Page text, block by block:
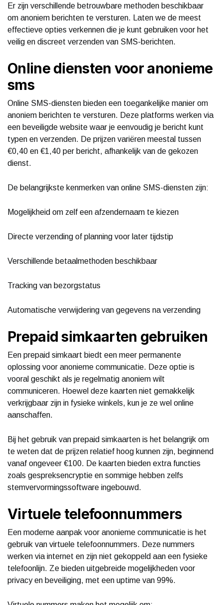
Er zijn verschillende betrouwbare methoden beschikbaar
om anoniem berichten te versturen. Laten we de meest
effectieve opties verkennen die je kunt gebruiken voor het
veilig en discreet verzenden van SMS-berichten.
Online diensten voor anonieme
sms
Online SMS-diensten bieden een toegankelijke manier om
anoniem berichten te versturen. Deze platforms werken via
een beveiligde website waar je eenvoudig je bericht kunt
typen en verzenden. De prijzen variëren meestal tussen
€0,40 en €1,40 per bericht, afhankelijk van de gekozen
dienst.
De belangrijkste kenmerken van online SMS-diensten zijn:
Mogelijkheid om zelf een afzendernaam te kiezen
Directe verzending of planning voor later tijdstip
Verschillende betaalmethoden beschikbaar
Tracking van bezorgstatus
Automatische verwijdering van gegevens na verzending
Prepaid simkaarten gebruiken
Een prepaid simkaart biedt een meer permanente
oplossing voor anonieme communicatie. Deze optie is
vooral geschikt als je regelmatig anoniem wilt
communiceren. Hoewel deze kaarten niet gemakkelijk
verkrijgbaar zijn in fysieke winkels, kun je ze wel online
aanschaffen.
Bij het gebruik van prepaid simkaarten is het belangrijk om
te weten dat de prijzen relatief hoog kunnen zijn, beginnend
vanaf ongeveer €100. De kaarten bieden extra functies
zoals gespreksencryptie en sommige hebben zelfs
stemvervormingssoftware ingebouwd.
Virtuele telefoonnummers
Een moderne aanpak voor anonieme communicatie is het
gebruik van virtuele telefoonnummers. Deze nummers
werken via internet en zijn niet gekoppeld aan een fysieke
telefoonlijn. Ze bieden uitgebreide mogelijkheden voor
privacy en beveiliging, met een uptime van 99%.